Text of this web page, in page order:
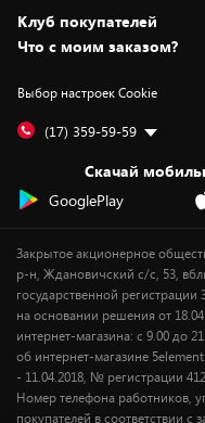
Статьи и обзоры
Вакансии
Дай пять добру!
Безналичный расчёт
Обмен и возврат товара
Обработка персональных
Подарочные карты
Установка техники
Для игровых консолей
Для мобильных устройств
Для компьютеров
Сервисные центры
Скидки и промокоды
Белорусские товары
Бонусы
Оплата частями
Новинки
Клуб покупателей
Что с моим заказом?
Выбор настроек Cookie
(17) 359-59-59
Скачай
GooglePlay
Закрытое акционерное
р-н, Ждановичский с/с, 53,
государственной
на основании решения от
интернет-магазина: с 9.00 до
об интернет-магазине
- 11.04.2018, № регистрации
Номер телефона работников,
покупателей в соответствии